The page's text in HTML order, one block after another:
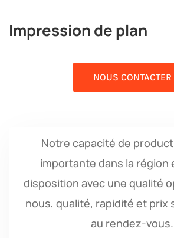
Impression de plan
NOUS CONTACTER
Notre capacité de
importante dans la région
disposition avec une qualité
nous, qualité, rapidité et prix
au rendez-vous.